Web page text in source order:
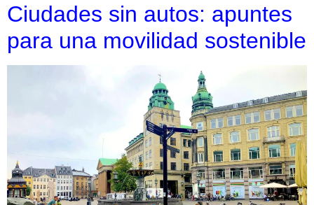
Ciudades sin autos: apuntes
para una movilidad sostenible